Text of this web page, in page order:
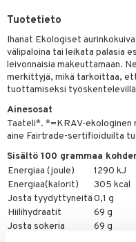
Tuotetieto
Ihanat Ekologiset
välipaloina tai leikata palasia
leivonnaisia makeuttamaan.
merkittyjä, mikä tarkoittaa,
tuottamiseksi
Ainesosat
Taateli*. *=KRAV-ekologinen
aine Fairtrade-sertifioiduilta
Sisältö 100 grammaa
Energiaa (joule)
1290 kJ
Energiaa(kalorit)
305 kcal
Josta tyydyttyneitä0,1 g
Hiilihydraatit
69 g
Josta sokeria
69 g
jalat
hoito
hoito
tarvikkeet
hoito
öljyt
suihku & saippuat
kuorinta
& imetys
& PMS
lihakset
käytettävät
intoleranssi
alentavat